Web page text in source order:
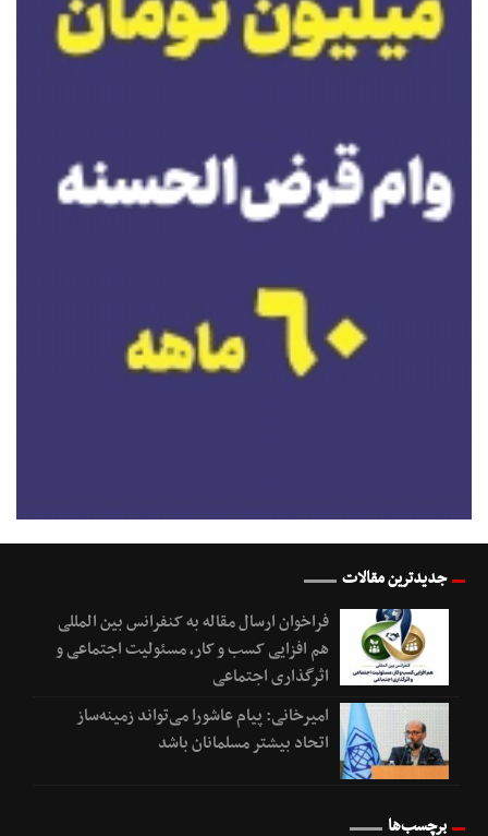
جدیدترین مقالات
فراخوان ارسال مقاله به کنفرانس بین المللی
هم افزایی کسب و کار، مسئولیت اجتماعی و
اثرگذاری اجتماعی
امیرخانی: پیام عاشورا می‌تواند زمینه‌ساز
اتحاد بیشتر مسلمانان باشد
برچسب‌ها